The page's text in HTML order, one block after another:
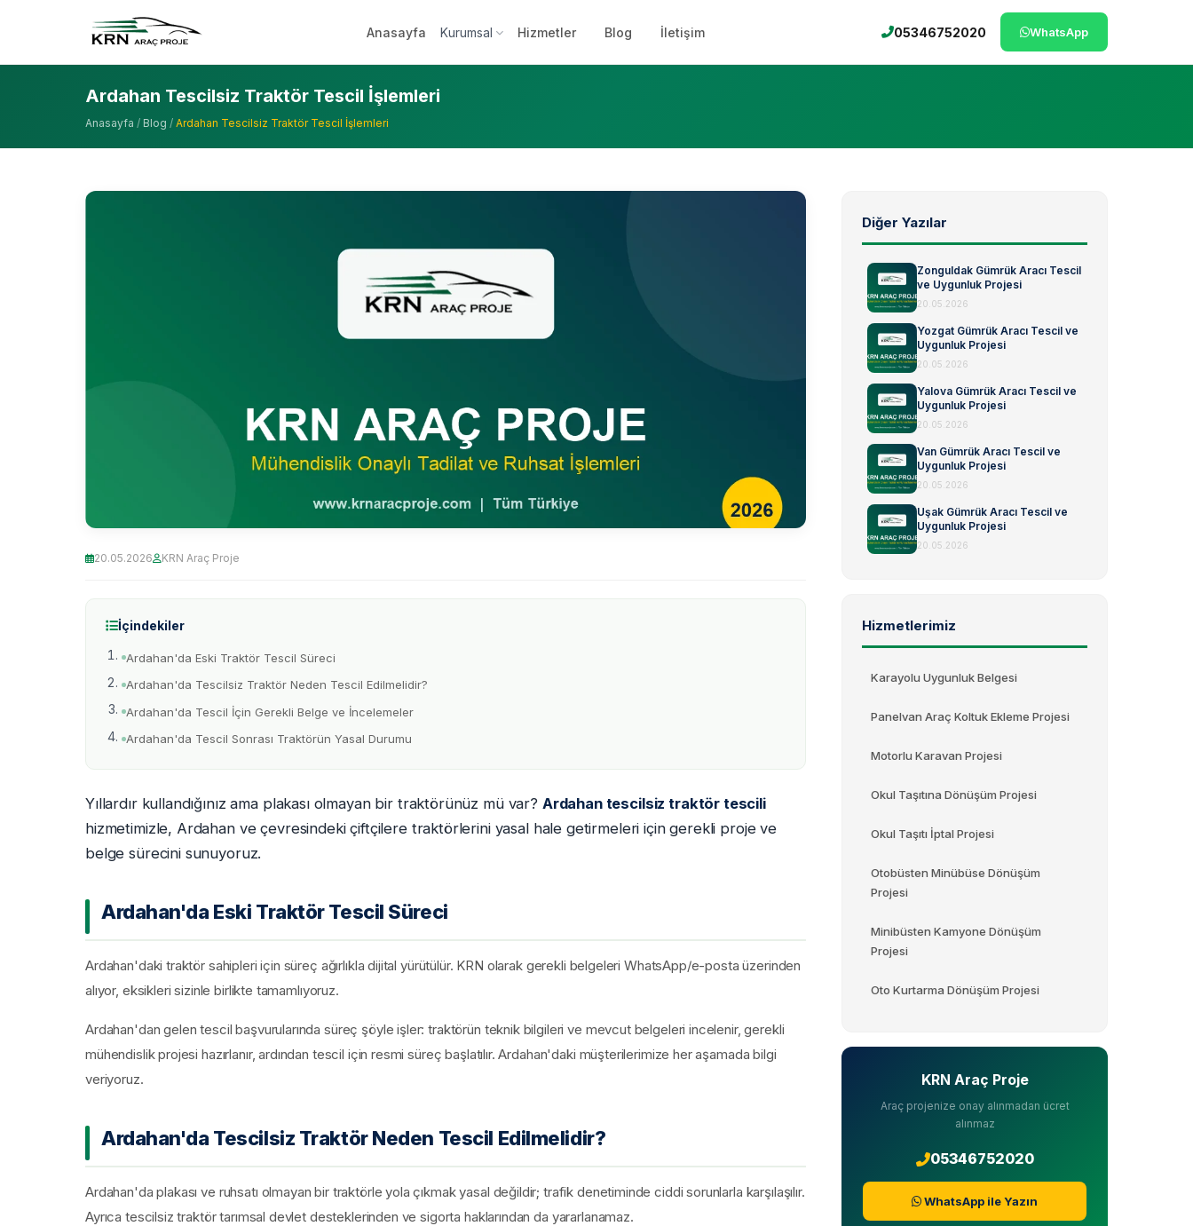
Anasayfa Kurumsal Hizmetler Blog İletişim 05346752020 WhatsApp
Ardahan Tescilsiz Traktör Tescil İşlemleri
Anasayfa / Blog / Ardahan Tescilsiz Traktör Tescil İşlemleri
20.05.2026 KRN Araç Proje
İçindekiler
Ardahan'da Eski Traktör Tescil Süreci
Ardahan'da Tescilsiz Traktör Neden Tescil Edilmelidir?
Ardahan'da Tescil İçin Gerekli Belge ve İncelemeler
Ardahan'da Tescil Sonrası Traktörün Yasal Durumu
Yıllardır kullandığınız ama plakası olmayan bir traktörünüz mü var? Ardahan tescilsiz traktör tescili
hizmetimizle, Ardahan ve çevresindeki çiftçilere traktörlerini yasal hale getirmeleri için gerekli proje ve
belge sürecini sunuyoruz.
Ardahan'da Eski Traktör Tescil Süreci
Ardahan'daki traktör sahipleri için süreç ağırlıkla dijital yürütülür. KRN olarak gerekli belgeleri WhatsApp/e-posta üzerinden
alıyor, eksikleri sizinle birlikte tamamlıyoruz.
Ardahan'dan gelen tescil başvurularında süreç şöyle işler: traktörün teknik bilgileri ve mevcut belgeleri incelenir, gerekli
mühendislik projesi hazırlanır, ardından tescil için resmi süreç başlatılır. Ardahan'daki müşterilerimize her aşamada bilgi
veriyoruz.
Ardahan'da Tescilsiz Traktör Neden Tescil Edilmelidir?
Ardahan'da plakası ve ruhsatı olmayan bir traktörle yola çıkmak yasal değildir; trafik denetiminde ciddi sorunlarla karşılaşılır.
Ayrıca tescilsiz traktör tarımsal devlet desteklerinden ve sigorta haklarından da yararlanamaz.
Diğer Yazılar
Zonguldak Gümrük Aracı Tescil
ve Uygunluk Projesi
20.05.2026
Yozgat Gümrük Aracı Tescil ve
Uygunluk Projesi
20.05.2026
Yalova Gümrük Aracı Tescil ve
Uygunluk Projesi
20.05.2026
Van Gümrük Aracı Tescil ve
Uygunluk Projesi
20.05.2026
Uşak Gümrük Aracı Tescil ve
Uygunluk Projesi
20.05.2026
Hizmetlerimiz
Karayolu Uygunluk Belgesi
Panelvan Araç Koltuk Ekleme Projesi
Motorlu Karavan Projesi
Okul Taşıtına Dönüşüm Projesi
Okul Taşıtı İptal Projesi
Otobüsten Minübüse Dönüşüm
Projesi
Minibüsten Kamyone Dönüşüm
Projesi
Oto Kurtarma Dönüşüm Projesi
KRN Araç Proje
Araç projenize onay alınmadan ücret
alınmaz
05346752020
WhatsApp ile Yazın